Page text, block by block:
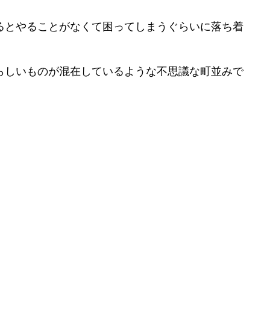
やることがなくて困ってしまうぐらいに落ち着
いものが混在しているような不思議な町並みで